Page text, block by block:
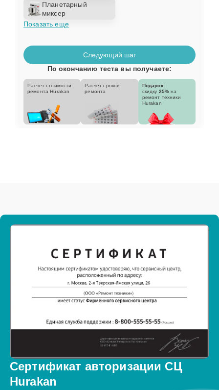
Планетарный
миксер
Показать еще
Следующий шаг
По окончанию теста вы получаете:
Расчет стоимости
ремонта Hurakan
Расчет сроков
ремонта
Подарок:
скидку 25% на
ремонт техники
Hurakan
Сертификат авторизации СЦ
Hurakan